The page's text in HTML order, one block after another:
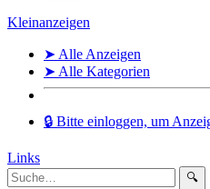
Kleinanzeigen
➤ Alle Anzeigen
➤ Alle Kategorien
🔒 Bitte einloggen, um
Links
🔍